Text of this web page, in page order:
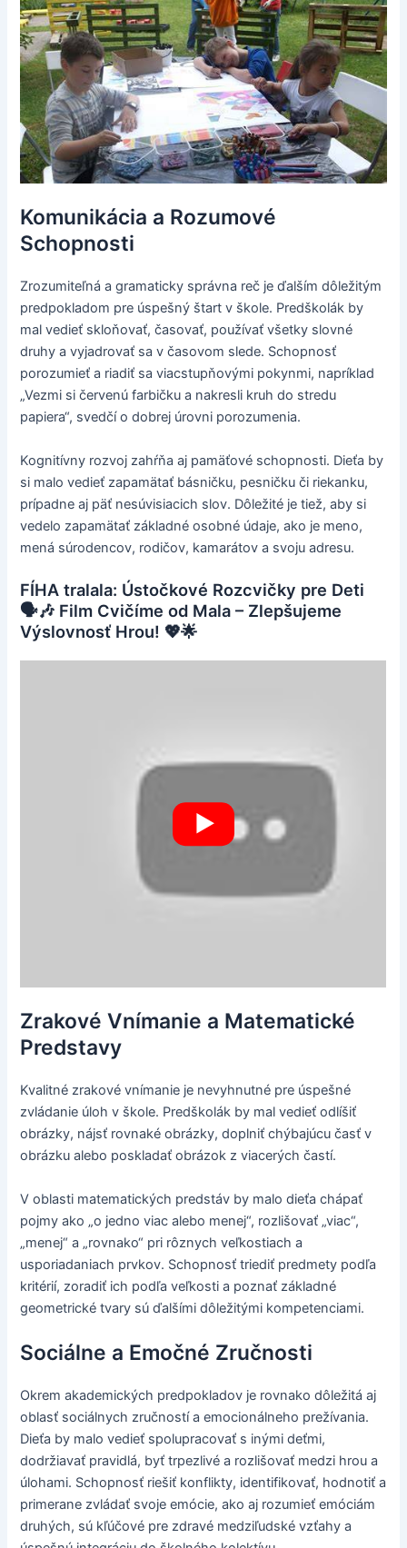
Komunikácia a Rozumové
Schopnosti
Zrozumiteľná a gramaticky správna reč je ďalším dôležitým
predpokladom pre úspešný štart v škole. Predškolák by
mal vedieť skloňovať, časovať, používať všetky slovné
druhy a vyjadrovať sa v časovom slede. Schopnosť
porozumieť a riadiť sa viacstupňovými pokynmi, napríklad
„Vezmi si červenú farbičku a nakresli kruh do stredu
papiera“, svedčí o dobrej úrovni porozumenia.
Kognitívny rozvoj zahŕňa aj pamäťové schopnosti. Dieťa by
si malo vedieť zapamätať básničku, pesničku či riekanku,
prípadne aj päť nesúvisiacich slov. Dôležité je tiež, aby si
vedelo zapamätať základné osobné údaje, ako je meno,
mená súrodencov, rodičov, kamarátov a svoju adresu.
FÍHA tralala: Ústočkové Rozcvičky pre Deti
🗣️🎶 Film Cvičíme od Mala – Zlepšujeme
Výslovnosť Hrou! 💖🌟
Zrakové Vnímanie a Matematické
Predstavy
Kvalitné zrakové vnímanie je nevyhnutné pre úspešné
zvládanie úloh v škole. Predškolák by mal vedieť odlíšiť
obrázky, nájsť rovnaké obrázky, doplniť chýbajúcu časť v
obrázku alebo poskladať obrázok z viacerých častí.
V oblasti matematických predstáv by malo dieťa chápať
pojmy ako „o jedno viac alebo menej“, rozlišovať „viac“,
„menej“ a „rovnako“ pri rôznych veľkostiach a
usporiadaniach prvkov. Schopnosť triediť predmety podľa
kritérií, zoradiť ich podľa veľkosti a poznať základné
geometrické tvary sú ďalšími dôležitými kompetenciami.
Sociálne a Emočné Zručnosti
Okrem akademických predpokladov je rovnako dôležitá aj
oblasť sociálnych zručností a emocionálneho prežívania.
Dieťa by malo vedieť spolupracovať s inými deťmi,
dodržiavať pravidlá, byť trpezlivé a rozlišovať medzi hrou a
úlohami. Schopnosť riešiť konflikty, identifikovať, hodnotiť a
primerane zvládať svoje emócie, ako aj rozumieť emóciám
druhých, sú kľúčové pre zdravé medziľudské vzťahy a